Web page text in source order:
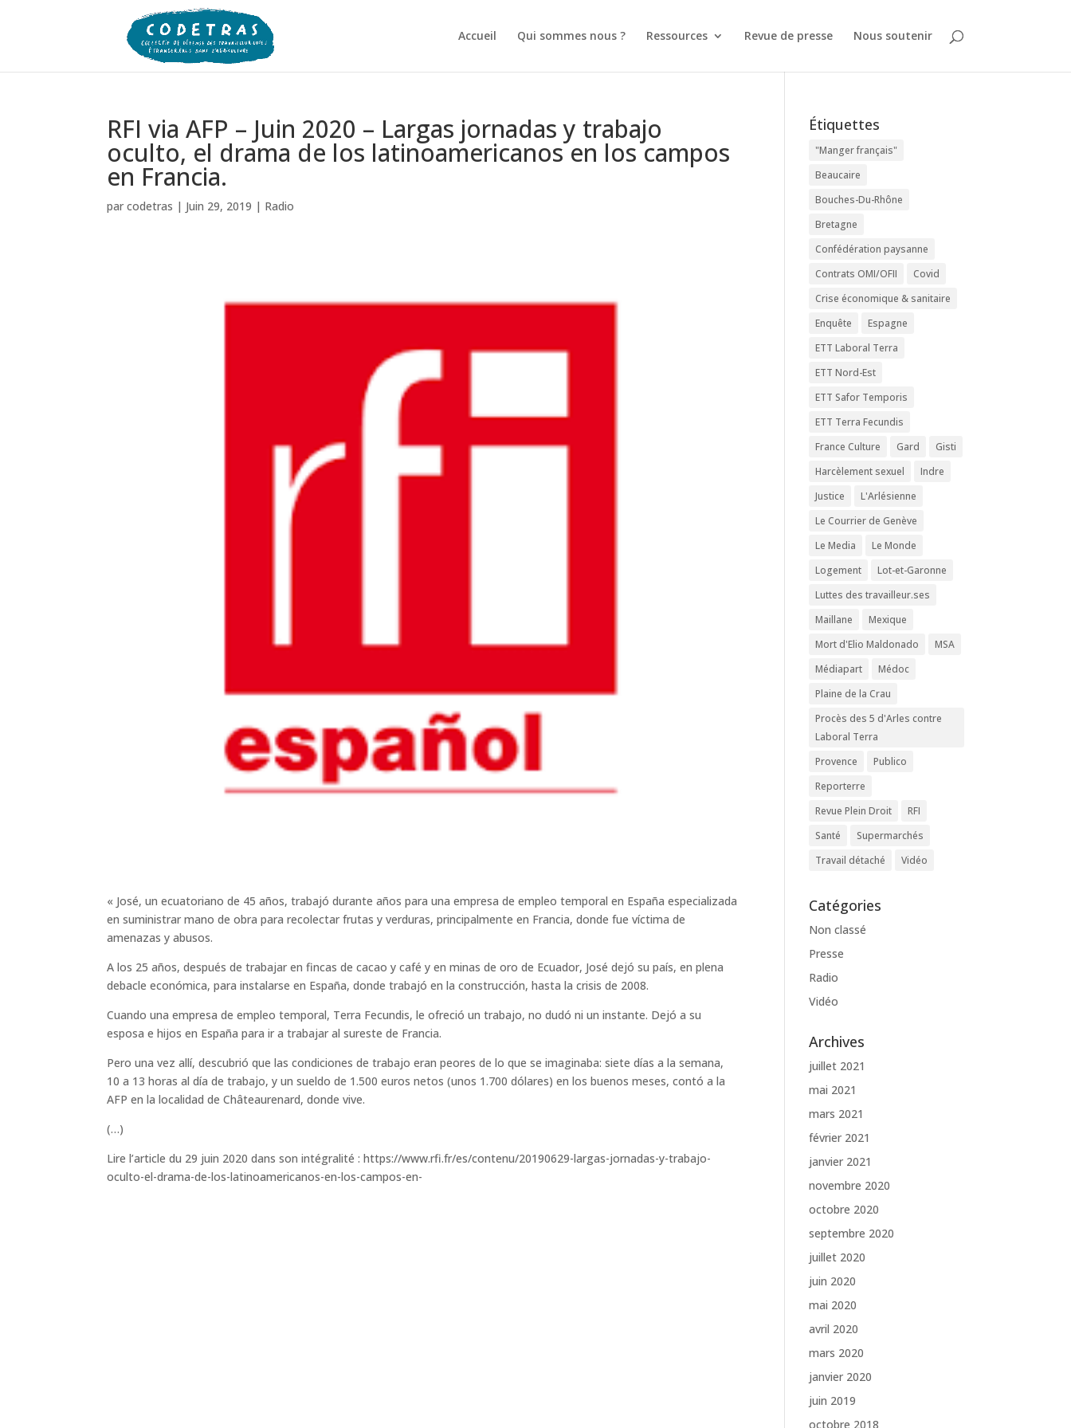
Accueil Qui sommes nous ? Ressources Revue de presse Nous soutenir
RFI via AFP – Juin 2020 – Largas jornadas y trabajo
oculto, el drama de los latinoamericanos en los campos
en Francia.
parcodetras | Juin 29, 2019 | Radio
« José, un ecuatoriano de 45 años, trabajó durante años para una empresa de empleo temporal en España especializada
en suministrar mano de obra para recolectar frutas y verduras, principalmente en Francia, donde fue víctima de
amenazas y abusos.
A los 25 años, después de trabajar en fincas de cacao y café y en minas de oro de Ecuador, José dejó su país, en plena
debacle económica, para instalarse en España, donde trabajó en la construcción, hasta la crisis de 2008.
Cuando una empresa de empleo temporal, Terra Fecundis, le ofreció un trabajo, no dudó ni un instante. Dejó a su
esposa e hijos en España para ir a trabajar al sureste de Francia.
Pero una vez allí, descubrió que las condiciones de trabajo eran peores de lo que se imaginaba: siete días a la semana,
10 a 13 horas al día de trabajo, y un sueldo de 1.500 euros netos (unos 1.700 dólares) en los buenos meses, contó a la
AFP en la localidad de Châteaurenard, donde vive.
(…)
Lire l’article du 29 juin 2020 dans son intégralité : https://www.rfi.fr/es/contenu/20190629-largas-jornadas-y-trabajo-
oculto-el-drama-de-los-latinoamericanos-en-los-campos-en-
Étiquettes
"Manger français"
Beaucaire
Bouches-Du-Rhône
Bretagne
Confédération paysanne
Contrats OMI/OFII
Covid
Crise économique & sanitaire
Enquête
Espagne
ETT Laboral Terra
ETT Nord-Est
ETT Safor Temporis
ETT Terra Fecundis
France Culture
Gard
Gisti
Harcèlement sexuel
Indre
Justice
L'Arlésienne
Le Courrier de Genève
Le Media
Le Monde
Logement
Lot-et-Garonne
Luttes des travailleur.ses
Maillane
Mexique
Mort d'Elio Maldonado
MSA
Médiapart
Médoc
Plaine de la Crau
Procès des 5 d'Arles contre
Laboral Terra
Provence
Publico
Reporterre
Revue Plein Droit
RFI
Santé
Supermarchés
Travail détaché
Vidéo
Catégories
Non classé
Presse
Radio
Vidéo
Archives
juillet 2021
mai 2021
mars 2021
février 2021
janvier 2021
novembre 2020
octobre 2020
septembre 2020
juillet 2020
juin 2020
mai 2020
avril 2020
mars 2020
janvier 2020
juin 2019
octobre 2018